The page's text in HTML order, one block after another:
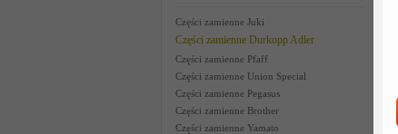
Części zamienne Juki
Części zamienne Durkopp Adler
Części zamienne Pfaff
Części zamienne Union Special
Części zamienne Pegasus
Części zamienne Brother
Części zamienne Yamato